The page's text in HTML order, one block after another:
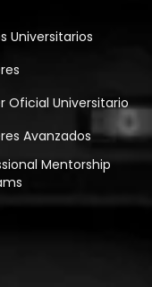
Universitarios
Oficial Universitario
Avanzados
Mentorship